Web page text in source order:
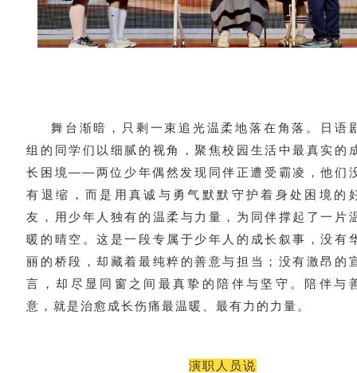
舞台渐暗，只剩一束追光温柔地落在角落。日语
组的同学们以细腻的视角，聚焦校园生活中最真实的
长困境——两位少年偶然发现同伴正遭受霸凌，他们
有退缩，而是用真诚与勇气默默守护着身处困境的
友，用少年人独有的温柔与力量，为同伴撑起了一片
暖的晴空。这是一段专属于少年人的成长叙事，没有
丽的桥段，却藏着最纯粹的善意与担当；没有激昂的
言，却尽显同窗之间最真挚的陪伴与坚守。陪伴与
意，就是治愈成长伤痛最温暖、最有力的力量。
演职人员说